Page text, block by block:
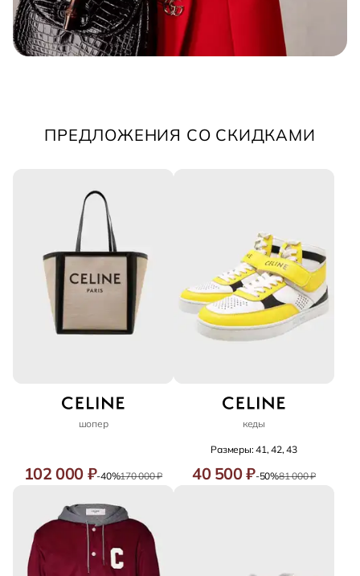
ПРЕДЛОЖЕНИЯ СО СКИДКАМИ
шопер
102 000 ₽-40%170 000 ₽
кеды
Размеры: 41, 42, 43
40 500 ₽-50%81 000 ₽